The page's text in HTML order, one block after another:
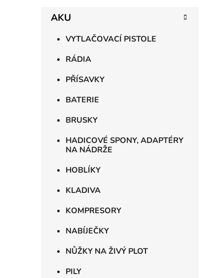
AKU
VYTLAČOVACÍ PISTOLE
RÁDIA
PŘÍSAVKY
BATERIE
BRUSKY
HADICOVÉ SPONY, ADAPTÉRY
NA NÁDRŽE
HOBLÍKY
KLADIVA
KOMPRESORY
NABÍJEČKY
NŮŽKY NA ŽIVÝ PLOT
PILY